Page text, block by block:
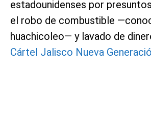
estadounidenses por
el robo de combustible
huachicoleo— y lavado de
Cártel Jalisco Nueva